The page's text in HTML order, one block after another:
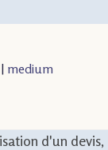
| medium
d'un devis,